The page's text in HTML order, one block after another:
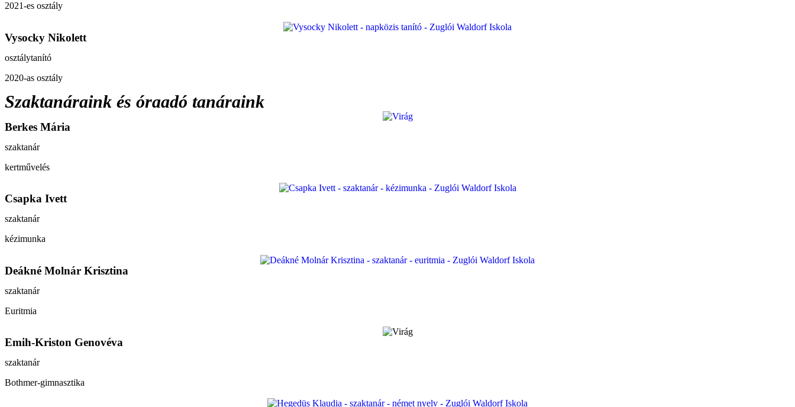
2021-es osztály
Vysocky Nikolett
osztálytanító
2020-as osztály
Szaktanáraink és óraadó tanáraink
Berkes Mária
szaktanár
kertművelés
Csapka Ivett
szaktanár
kézimunka
Deákné Molnár Krisztina
szaktanár
Euritmia
Emih-Kriston Genovéva
szaktanár
Bothmer-gimnasztika